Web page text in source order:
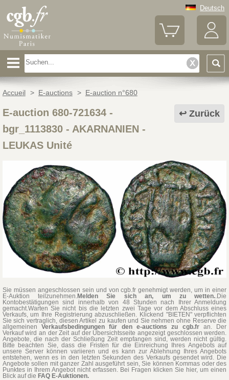
Deutsch
Accueil > E-auctions > E-auction n°680
Zurück
E-auction 680-721634 -
bgr_1113830- AKARNANIEN -
LEUKAS Unité
Sie müssen angeschlossen sein und von cgb.fr genehmigt werden, um in einer
E-Auktion teilzunehmen.Melden Sie sich an, um zu wetten. .Die
Kontobestätigungen sind innerhalb von 48 Stunden nach Ihrer Anmeldung
gemacht.Warten Sie nicht bis die letzten zwei Tage vor dem Abschluss eines
Verkaufs, um Ihre Registrierung abzuschließen. Klickend "BIETEN" verpflichten
Sie sich vertraglich, diesen Artikel zu kaufen und Sie nehmen ohne Reserve die
allgemeinenVerkaufsbedingungen für den e-auctions zu cgb.fran. Der
Verkauf wird an der Zeit auf der Übersichtsseite angezeigt geschlossen werden.
Angebote, die nach der Schließung Zeit empfangen sind, werden nicht gültig.
Bitte beachten Sie, dass die Fristen für die Einreichung Ihres Angebots auf
unsere Server können variieren und es kann zur Ablehnung Ihres Angebots
entstehen, wenn es in den letzten Sekunden des Verkaufs gesendet wird. Die
Angebote sollen mit ganzer Zahl ausgeführt sein, Sie können Kommas oder des
Punktes in Ihrem Angebot nicht erfassen. Bei Fragen klicken Sie hier, um einen
Blick auf die FAQ E-Auktionen.